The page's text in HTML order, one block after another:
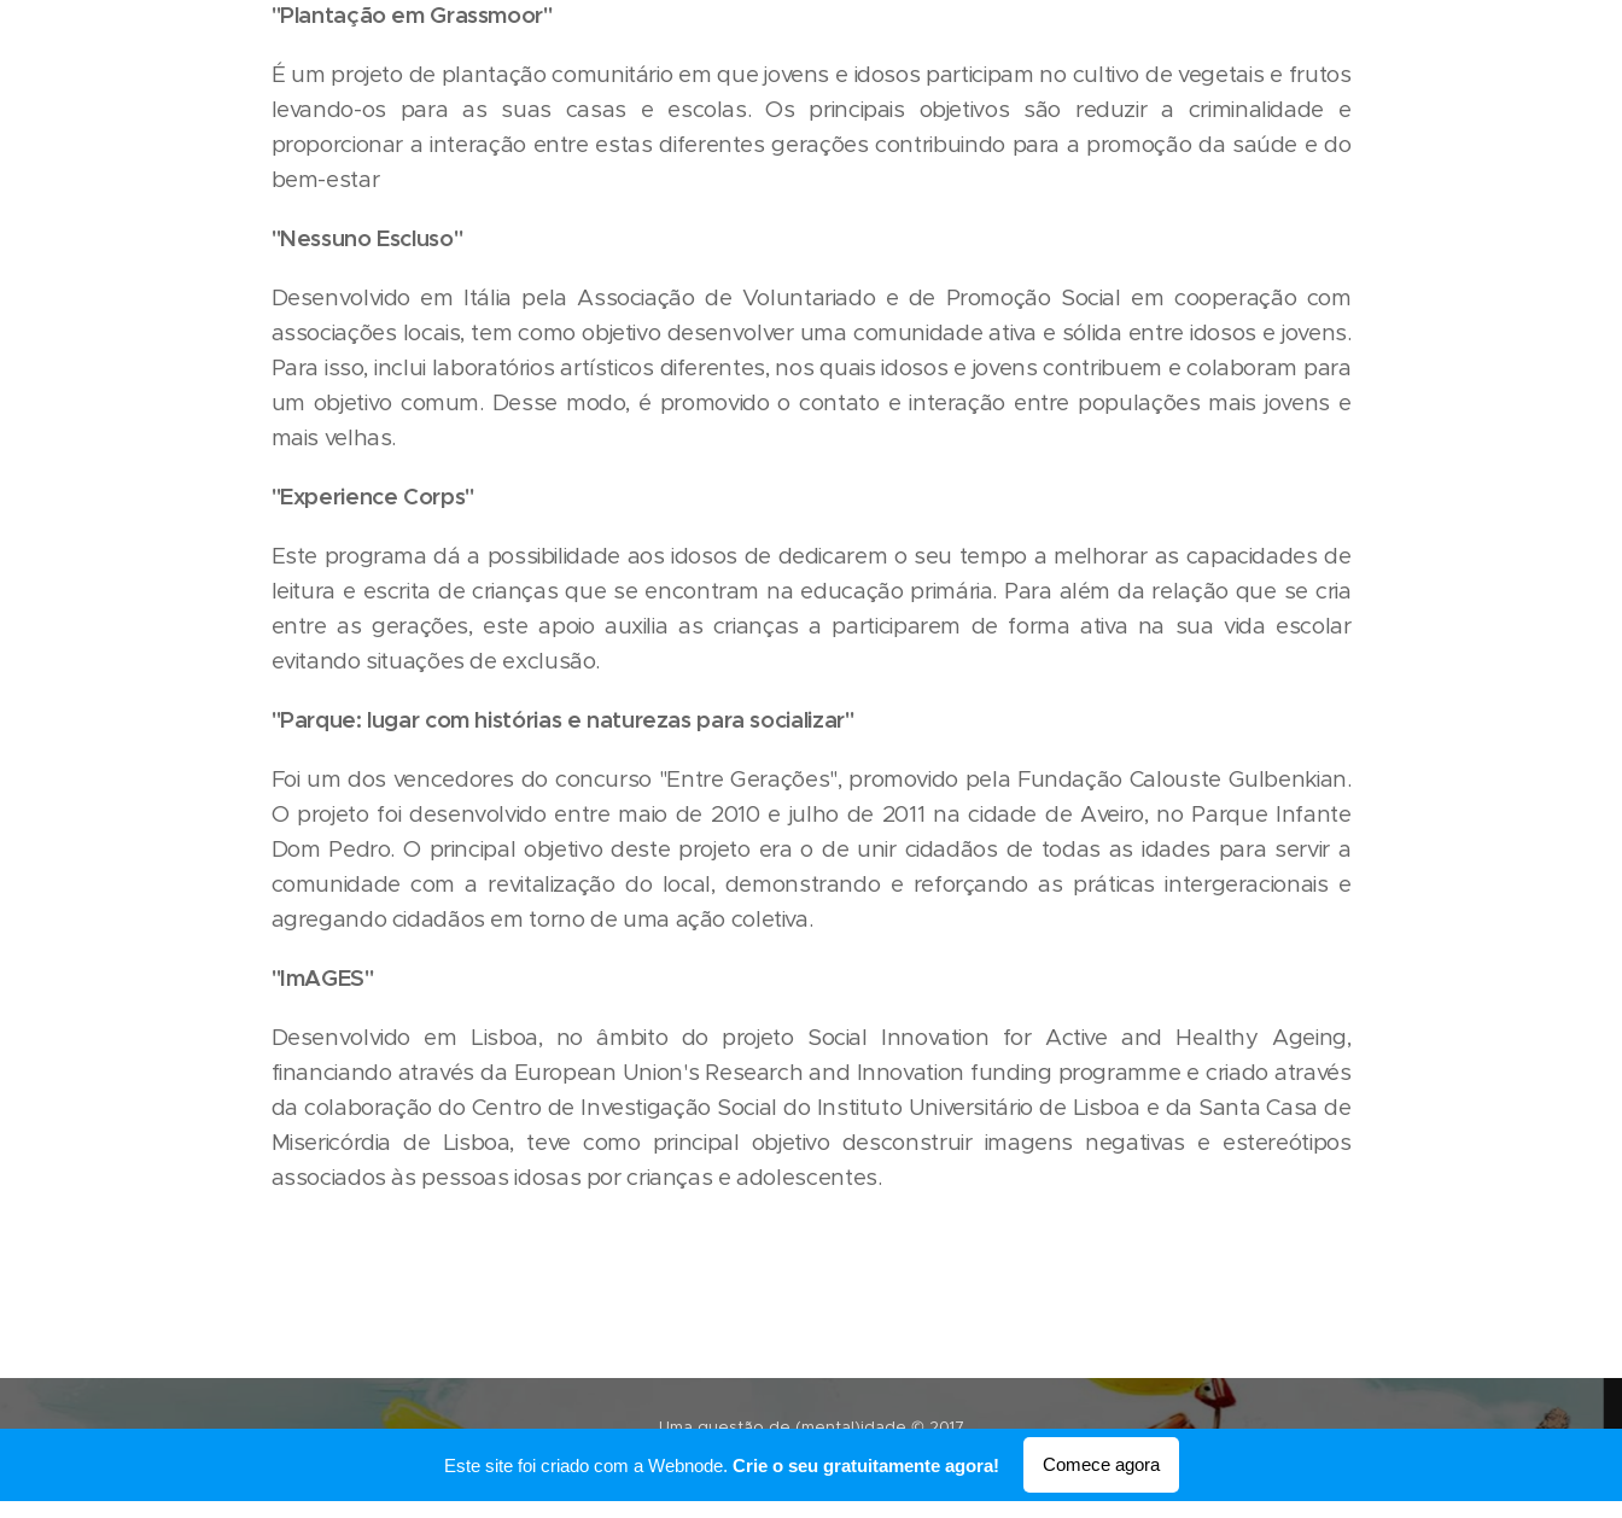
"Plantação em Grassmoor"
É um projeto de plantação comunitário em que jovens e idosos participam no cultivo de vegetais e frutos
levando-os para as suas casas e escolas. Os principais objetivos são reduzir a criminalidade e
proporcionar a interação entre estas diferentes gerações contribuindo para a promoção da saúde e do
bem-estar
"Nessuno Escluso"
Desenvolvido em Itália pela Associação de Voluntariado e de Promoção Social em cooperação com
associações locais, tem como objetivo desenvolver uma comunidade ativa e sólida entre idosos e jovens.
Para isso, inclui laboratórios artísticos diferentes, nos quais idosos e jovens contribuem e colaboram para
um objetivo comum. Desse modo, é promovido o contato e interação entre populações mais jovens e
mais velhas.
"Experience Corps"
Este programa dá a possibilidade aos idosos de dedicarem o seu tempo a melhorar as capacidades de
leitura e escrita de crianças que se encontram na educação primária. Para além da relação que se cria
entre as gerações, este apoio auxilia as crianças a participarem de forma ativa na sua vida escolar
evitando situações de exclusão.
"Parque: lugar com histórias e naturezas para socializar"
Foi um dos vencedores do concurso "Entre Gerações", promovido pela Fundação Calouste Gulbenkian.
O projeto foi desenvolvido entre maio de 2010 e julho de 2011 na cidade de Aveiro, no Parque Infante
Dom Pedro. O principal objetivo deste projeto era o de unir cidadãos de todas as idades para servir a
comunidade com a revitalização do local, demonstrando e reforçando as práticas intergeracionais e
agregando cidadãos em torno de uma ação coletiva.
"ImAGES"
Desenvolvido em Lisboa, no âmbito do projeto Social Innovation for Active and Healthy Ageing,
financiando através da European Union's Research and Innovation funding programme e criado através
da colaboração do Centro de Investigação Social do Instituto Universitário de Lisboa e da Santa Casa de
Misericórdia de Lisboa, teve como principal objetivo desconstruir imagens negativas e estereótipos
associados às pessoas idosas por crianças e adolescentes.
Uma questão de (mental)idade © 2017
Este site foi criado com a Webnode. Crie o seu gratuitamente agora! Comece agora